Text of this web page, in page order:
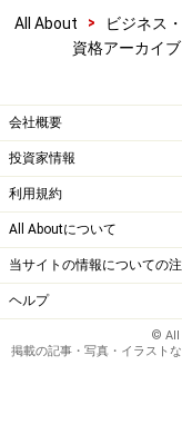
All About > ビジネス
資格アーカイブ
会社概要
投資家情報
利用規約
All Aboutについて
当サイトの情報についての
ヘルプ
© All
掲載の記事・写真・イラスト